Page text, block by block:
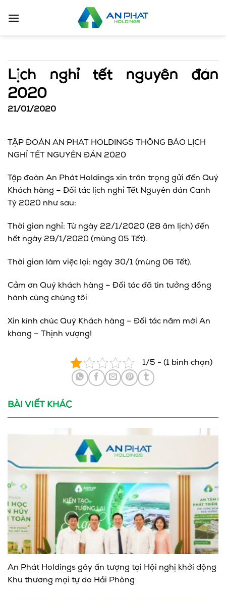
qua
Lịch nghỉ tết nguyên đán
2020
21/01/2020
TẬP ĐOÀN AN PHAT HOLDINGS THÔNG BÁO LỊCH
NGHỈ TẾT NGUYÊN ĐÁN 2020
Tập đoàn An Phát Holdings xin trân trọng gửi đến Quý
Khách hàng – Đối tác lịch nghỉ Tết Nguyên đán Canh
Tý 2020 như sau:
Thời gian nghỉ: Từ ngày 22/1/2020 (28 âm lịch) đến
hết ngày 29/1/2020 (mùng 05 Tết).
Thời gian làm việc lại: ngày 30/1 (mùng 06 Tết).
Cảm ơn Quý khách hàng – Đối tác đã tin tưởng đồng
hành cùng chúng tôi
Xin kính chúc Quý Khách hàng – Đối tác năm mới An
khang – Thịnh vượng!
1/5 - (1 bình chọn)
BÀI VIẾT KHÁC
An Phát Holdings gây ấn tượng tại Hội nghị khởi động
Khu thương mại tự do Hải Phòng